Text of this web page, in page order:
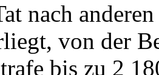
nach
von der
bis zu 2